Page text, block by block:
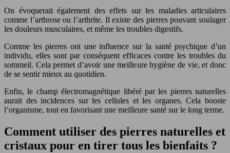
On évoquerait également des effets sur les maladies articulaires
comme l’arthrose ou l’arthrite. Il existe des pierres pouvant soulager
les douleurs musculaires, et même les troubles digestifs.
Comme les pierres ont une influence sur la santé psychique d’un
individu, elles sont par conséquent efficaces contre les troubles du
sommeil. Cela permet d’avoir une meilleure hygiène de vie, et donc
de se sentir mieux au quotidien.
Enfin, le champ électromagnétique libéré par les pierres naturelles
aurait des incidences sur les cellules et les organes. Cela booste
l’organisme, tout en favorisant une meilleure santé sur le long terme.
Comment utiliser des pierres naturelles et
cristaux pour en tirer tous les bienfaits ?